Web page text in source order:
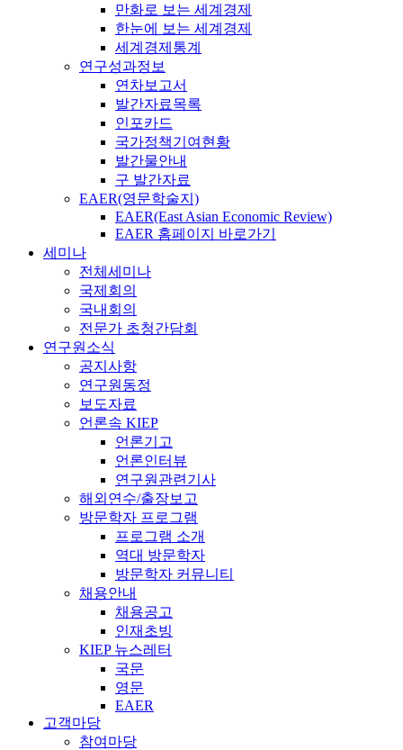
만화로 보는 세계경제
한눈에 보는 세계경제
세계경제통계
연구성과정보
연차보고서
발간자료목록
인포카드
국가정책기여현황
발간물안내
구 발간자료
EAER(영문학술지)
EAER(East Asian Economic Review)
EAER 홈페이지 바로가기
세미나
전체세미나
국제회의
국내회의
전문가 초청간담회
연구원소식
공지사항
연구원동정
보도자료
언론속 KIEP
언론기고
언론인터뷰
연구원관련기사
해외연수/출장보고
방문학자 프로그램
프로그램 소개
역대 방문학자
방문학자 커뮤니티
채용안내
채용공고
인재초빙
KIEP 뉴스레터
국문
영문
EAER
고객마당
참여마당